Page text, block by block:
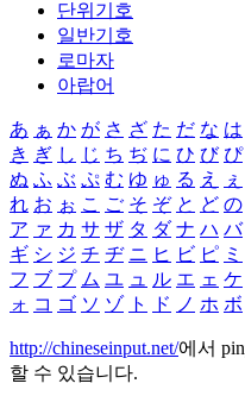
단위기호
일반기호
로마자
아랍어
あ ぁ か が さ ざ た だ な は
き ぎ し じ ち ぢ に ひ び ぴ
ぬ ふ ぶ ぷ む ゆ ゅ る え ぇ
れ お ぉ こ ご そ ぞ と ど の
ア ァ カ サ ザ タ ダ ナ ハ バ
ギ シ ジ チ ヂ ニ ヒ ビ ピ ミ
フ ブ プ ム ユ ュ ル エ ェ ケ
ォ コ ゴ ソ ゾ ト ド ノ ホ ボ
http://chineseinput.net/에서
할 수 있습니다.